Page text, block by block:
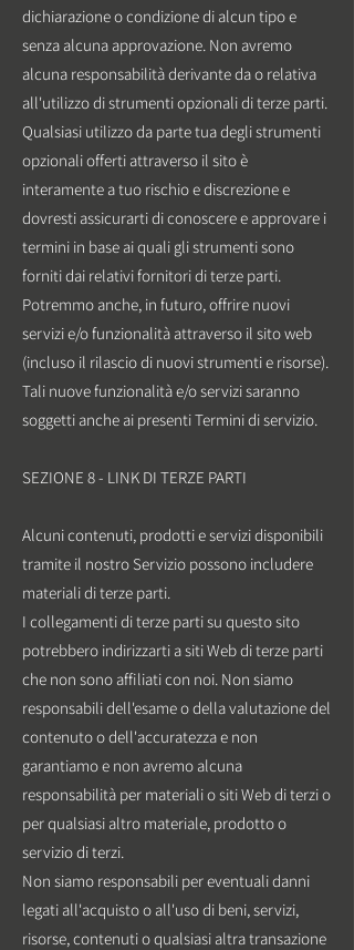
dichiarazione o condizione di alcun tipo e
senza alcuna approvazione. Non avremo
alcuna responsabilità derivante da o relativa
all'utilizzo di strumenti opzionali di terze parti.
Qualsiasi utilizzo da parte tua degli strumenti
opzionali offerti attraverso il sito è
interamente a tuo rischio e discrezione e
dovresti assicurarti di conoscere e approvare i
termini in base ai quali gli strumenti sono
forniti dai relativi fornitori di terze parti.
Potremmo anche, in futuro, offrire nuovi
servizi e/o funzionalità attraverso il sito web
(incluso il rilascio di nuovi strumenti e risorse).
Tali nuove funzionalità e/o servizi saranno
soggetti anche ai presenti Termini di servizio.
SEZIONE 8 - LINK DI TERZE PARTI
Alcuni contenuti, prodotti e servizi disponibili
tramite il nostro Servizio possono includere
materiali di terze parti.
I collegamenti di terze parti su questo sito
potrebbero indirizzarti a siti Web di terze parti
che non sono affiliati con noi. Non siamo
responsabili dell'esame o della valutazione del
contenuto o dell'accuratezza e non
garantiamo e non avremo alcuna
responsabilità per materiali o siti Web di terzi o
per qualsiasi altro materiale, prodotto o
servizio di terzi.
Non siamo responsabili per eventuali danni
legati all'acquisto o all'uso di beni, servizi,
risorse, contenuti o qualsiasi altra transazione